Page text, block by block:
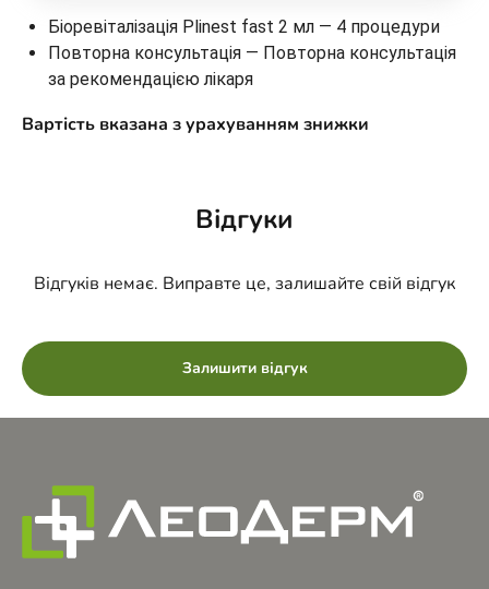
Біоревіталізація Plinest fast 2 мл — 4 процедури
Повторна консультація — Повторна консультація
за рекомендацією лікаря
Вартість вказана з урахуванням знижки
Відгуки
Відгуків немає. Виправте це, залишайте свій відгук
Залишити відгук